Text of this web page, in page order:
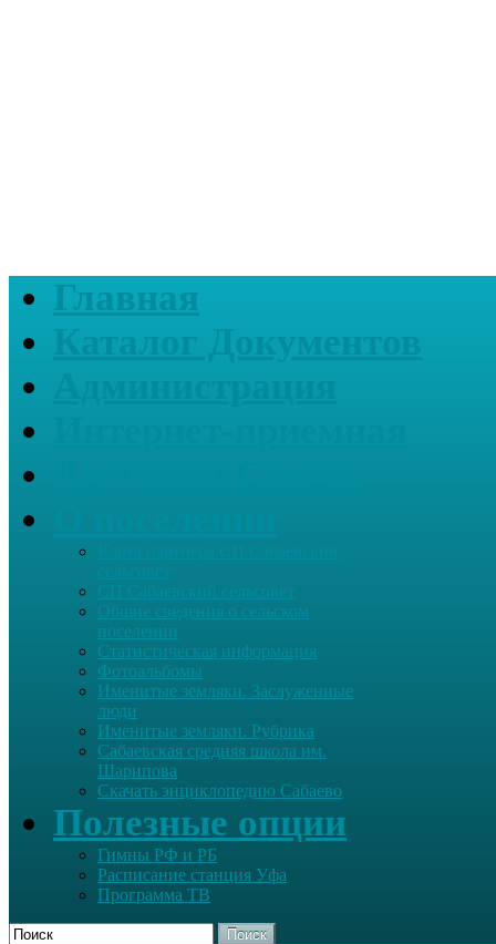
Главная
Общие сведения о сельском
поселении
Статистическая информация
Фотоальбомы
Именитые земляки. Заслуженные
люди
Именитые земляки. Рубрика
Сабаевская средняя школа им.
Шарипова
Скачать энциклопедию Сабаево
Полезные опции
Гимны РФ и РБ
Расписание станция Уфа
Программа ТВ
Поиск